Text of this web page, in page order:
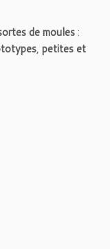
de moules:
, petites et